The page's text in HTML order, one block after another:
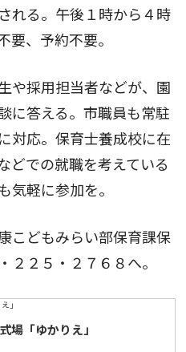
れる。午後１時から４時
要、予約不要。
や採用担当者などが、園
に答える。市職員も常駐
対応。保育士養成校に在
どでの就職を考えている
気軽に参加を。
こどもみらい部保育課保
２２５・２７６８へ。
場「ゆかりえ」